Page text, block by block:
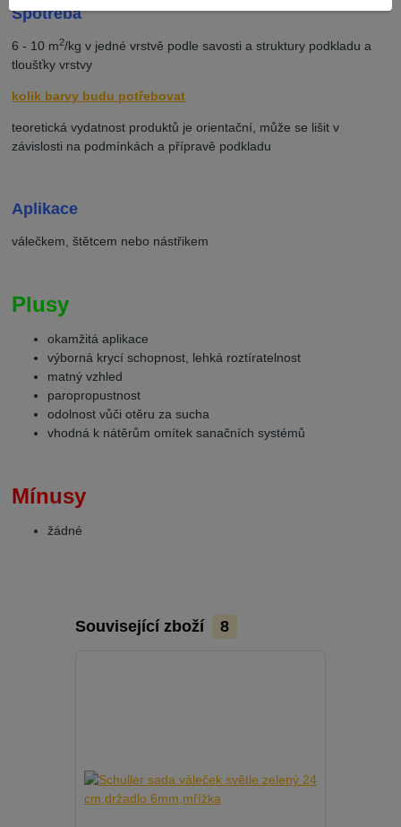
Spotřeba
6 - 10 m2/kg v jedné vrstvě podle savosti a struktury podkladu a
tloušťky vrstvy
kolik barvy budu potřebovat
teoretická vydatnost produktů je orientační, může se lišit v
závislosti na podmínkách a přípravě podkladu
Aplikace
válečkem, štětcem nebo nástřikem
Plusy
okamžitá aplikace
výborná krycí schopnost, lehká roztíratelnost
matný vzhled
paropropustnost
odolnost vůči otěru za sucha
vhodná k nátěrům omítek sanačních systémů
Mínusy
žádné
Související zboží 8